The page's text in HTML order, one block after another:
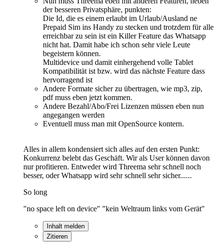
der besseren Privatsphäre, punkten:
Die Id, die es einem erlaubt im Urlaub/Ausland ne
Prepaid Sim ins Handy zu stecken und trotzdem für alle
erreichbar zu sein ist ein Killer Feature das Whatsapp
nicht hat. Damit habe ich schon sehr viele Leute
begeistern können.
Multidevice und damit einhergehend volle Tablet
Kompatibilität ist bzw. wird das nächste Feature dass
hervorragend ist
Andere Formate sicher zu übertragen, wie mp3, zip,
pdf muss eben jetzt kommen.
Andere Bezahl/Abo/Frei Lizenzen müssen eben nun
angegangen werden
Eventuell muss man mit OpenSource kontern.
Alles in allem kondensiert sich alles auf den ersten Punkt:
Konkurrenz belebt das Geschäft. Wir als User können davon
nur profitieren. Entweder wird Threema sehr schnell noch
besser, oder Whatsapp wird sehr schnell sehr sicher......
So long
"no space left on device" "kein Weltraum links vom Gerät"
Inhalt melden
Zitieren